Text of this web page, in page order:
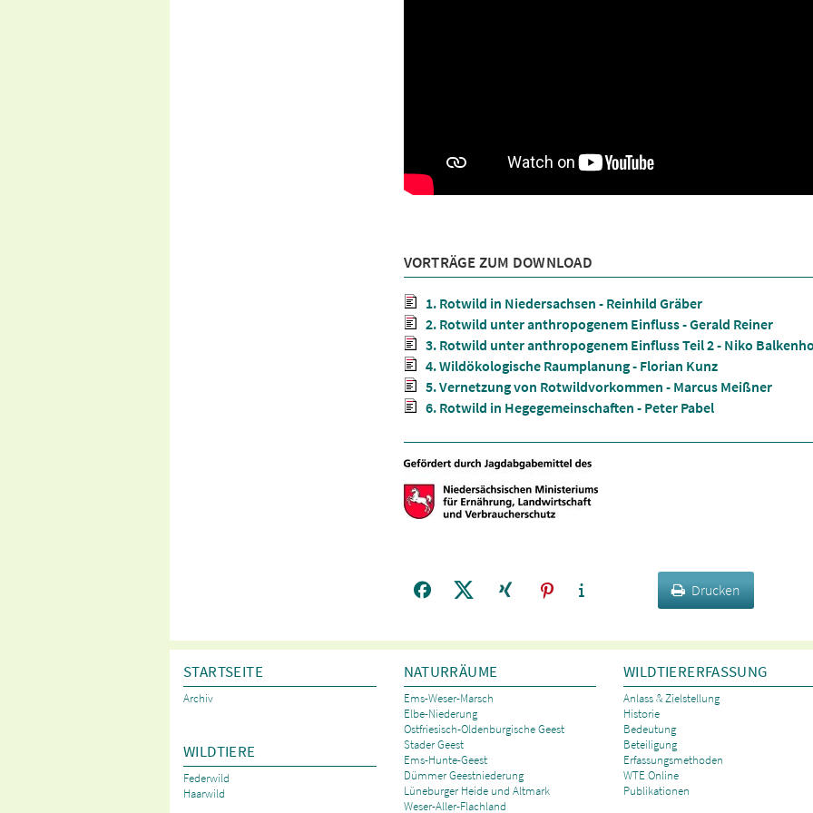
VORTRÄGE ZUM DOWNLOAD
1. Rotwild in Niedersachsen - Reinhild Gräber
2. Rotwild unter anthropogenem Einfluss - Gerald Reiner
3. Rotwild unter anthropogenem Einfluss Teil 2 - Niko
4. Wildökologische Raumplanung - Florian Kunz
5. Vernetzung von Rotwildvorkommen - Marcus Meißner
6. Rotwild in Hegegemeinschaften - Peter Pabel
Drucken
STARTSEITE
Archiv
WILDTIERE
Federwild
Haarwild
NATURRÄUME
Ems-Weser-Marsch
Elbe-Niederung
Ostfriesisch-Oldenburgische Geest
Stader Geest
Ems-Hunte-Geest
Dümmer Geestniederung
Lüneburger Heide und Altmark
Weser-Aller-Flachland
WILDTIERERFASSUNG
Anlass & Zielstellung
Historie
Bedeutung
Beteiligung
Erfassungsmethoden
WTE Online
Publikationen